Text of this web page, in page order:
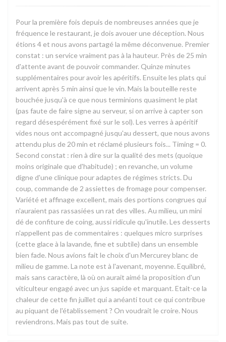
Pour la première fois depuis de nombreuses années que je
fréquence le restaurant, je dois avouer une déception. Nous
étions 4 et nous avons partagé la même déconvenue. Premier
constat : un service vraiment pas à la hauteur. Près de 25 min
d'attente avant de pouvoir commander. Quinze minutes
supplémentaires pour avoir les apéritifs. Ensuite les plats qui
arrivent après 5 min ainsi que le vin. Mais la bouteille reste
bouchée jusqu'à ce que nous terminions quasiment le plat
(pas faute de faire signe au serveur, si on arrive à capter son
regard désespérément fixé sur le sol). Les verres à apéritif
vides nous ont accompagné jusqu'au dessert, que nous avons
attendu plus de 20 min et réclamé plusieurs fois... Timing = 0.
Second constat : rien à dire sur la qualité des mets (quoique
moins originale que d'habitude) ; en revanche, un volume
digne d'une clinique pour adaptes de régimes stricts. Du
coup, commande de 2 assiettes de fromage pour compenser.
Variété et affinage excellent, mais des portions congrues qui
n'auraient pas rassasiées un rat des villes. Au milieu, un mini
dé de confiture de coing, aussi ridicule qu'inutile. Les desserts
n'appellent pas de commentaires : quelques micro surprises
(cette glace à la lavande, fine et subtile) dans un ensemble
bien fade. Nous avions fait le choix d'un Mercurey blanc de
milieu de gamme. La note est à l'avenant, moyenne. Equilibré,
mais sans caractère, là où on aurait aimé la proposition d'un
viticulteur engagé avec un jus sapide et marquant. Etait-ce la
chaleur de cette fin juillet qui a anéanti tout ce qui contribue
au piquant de l'établissement ? On voudrait le croire. Nous
reviendrons. Mais pas tout de suite.